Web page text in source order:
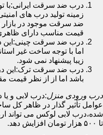
درب ضد سرقت ایرانی:با
زمینه تولید درب های
ضد سرقت موجود در بازار
قیمت مناسب دارای
درب ضد سرقت چینی:این
اما با توجه ساخت غیر
زیبا پیشنهاد نمی شود.
درب ضد سرقت ترک:این
باشد اما از از نظر قیمت
درب ورودی منزل:درب لابی و
عوامل تأثیر گذار در ظاهر کل
تا ۵۰۰ هزار تومان افزایش دهد.